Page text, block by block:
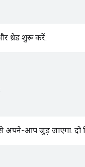
थ्रेड शुरू करें:
से अपने-आप जुड़ जाएगा. दो